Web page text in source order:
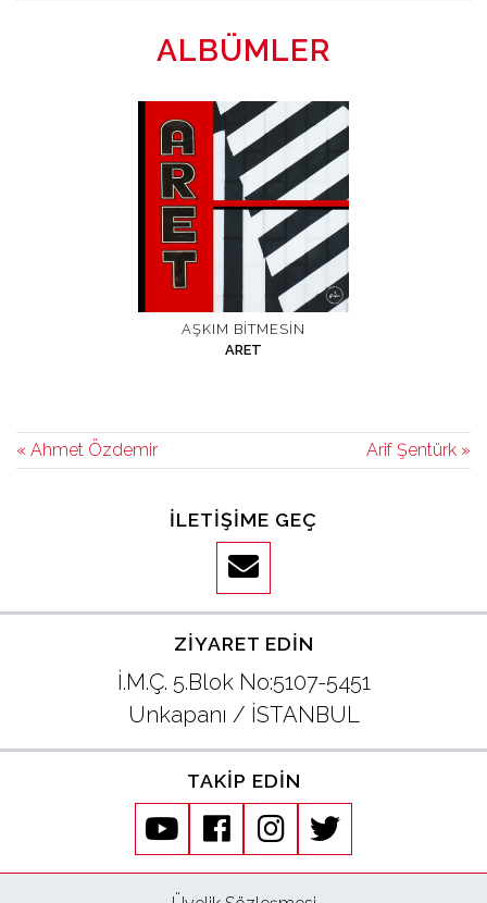
ALBÜMLER
AŞKIM BITMESIN
ARET
« Ahmet Özdemir Arif Şentürk »
İLETIŞIME GEÇ
ZIYARET EDIN
İ.M.Ç. 5.Blok No:5107-5451
Unkapanı / İSTANBUL
TAKIP EDIN
youtubefacebookinstagram